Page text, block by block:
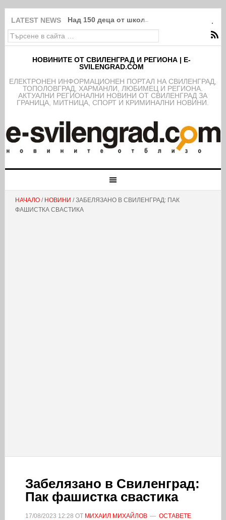
LATEST NEWS Над 150 деца от школата на ФК
НОВИНИТЕ ОТ СВИЛЕНГРАД И РЕГИОНА | E-
SVILENGRAD.COM
EЛЕКТРОНЕН ИНФОРМАЦИОНЕН ПОРТАЛ НА СВИЛЕНГРАД,
ТОПОЛОВГРАД, ХАРМАНЛИ, ЛЮБИМЕЦ И РЕГИОНА.
АКТУАЛНИ РЕГИОНАЛНИ НОВИНИ ОТ СВИЛЕНГРАД ЗА
ГРАНИЦА, МИТНИЦА, СПОРТ И КРИМИНАЛНИ НОВИНИ.
НАЧАЛО/ НОВИНИ / ЗАБЕЛЯЗАНО В СВИЛЕНГРАД: ПАК
ФАШИСТКА СВАСТИКА
Забелязано в Свиленград:
Пак фашистка свастика
17/08/2023 12:28 ОТ МИХАИЛ МИХАЙЛОВ
ОСТАВЕТЕ